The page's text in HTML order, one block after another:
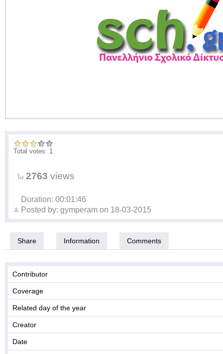
Total votes: 1
2763 views
Duration: 00:01:46
Posted by: gymperam on 18-03-2015
Share Information Comments
Contributor
Coverage
Related day of the year
Creator
Date